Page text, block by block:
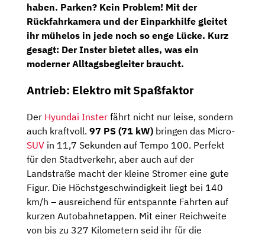
haben. Parken? Kein Problem! Mit der
Rückfahrkamera und der Einparkhilfe gleitet
ihr mühelos in jede noch so enge Lücke. Kurz
gesagt: Der Inster bietet alles, was ein
moderner Alltagsbegleiter braucht.
Antrieb: Elektro mit Spaßfaktor
Der Hyundai Inster fährt nicht nur leise, sondern
auch kraftvoll. 97 PS (71 kW) bringen das Micro-
SUV in 11,7 Sekunden auf Tempo 100. Perfekt
für den Stadtverkehr, aber auch auf der
Landstraße macht der kleine Stromer eine gute
Figur. Die Höchstgeschwindigkeit liegt bei 140
km/h – ausreichend für entspannte Fahrten auf
kurzen Autobahnetappen. Mit einer Reichweite
von bis zu 327 Kilometern seid ihr für die